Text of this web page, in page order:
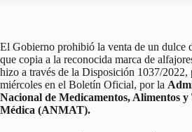
El Gobierno prohibió la venta de un dulce
que copia a la reconocida marca de
hizo a través de la Disposición 1037/2022,
miércoles en el Boletín Oficial, por la
Nacional de Medicamentos, Alimentos y
Médica (ANMAT).